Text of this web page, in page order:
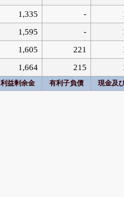
1,335 -
1,595 -
1,605 221
1,664 215
利益剰余金 有利子負債 現金及